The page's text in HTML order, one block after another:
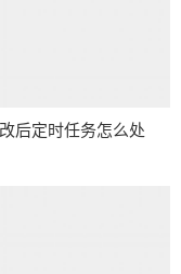
后定时任务怎么处